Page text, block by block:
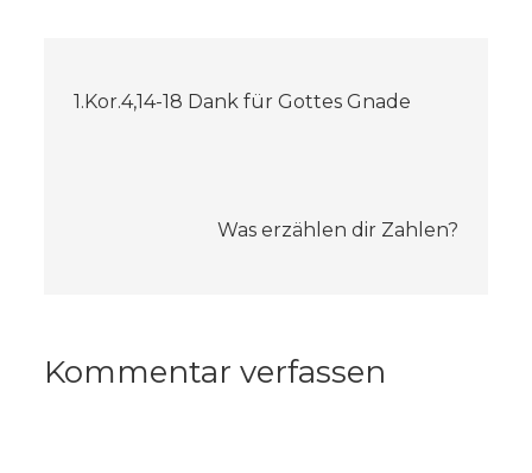
1.Kor.4,14-18 Dank für Gottes Gnade
Was erzählen dir Zahlen?
Kommentar verfassen